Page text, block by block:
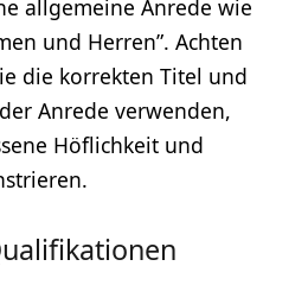
allgemeine Anrede wie
und Herren”. Achten
die korrekten Titel und
Anrede verwenden,
Höflichkeit und